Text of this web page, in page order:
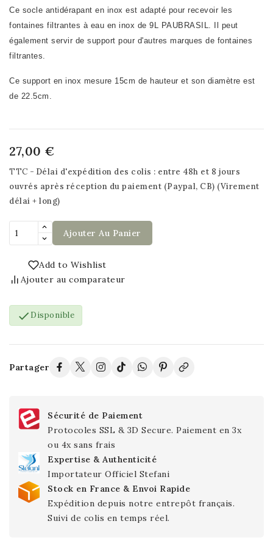
Ce socle antidérapant en inox est adapté pour recevoir les
fontaines filtrantes à eau en inox de 9L PAUBRASIL. Il peut
également servir de support pour d'autres marques de fontaines
filtrantes.
Ce support en inox mesure 15cm de hauteur et son diamètre est
de 22.5cm.
27,00 €
TTC
Délai d'expédition des colis : entre 48h et 8 jours
ouvrés après réception du paiement (Paypal, CB) (Virement
délai + long)
Ajouter Au Panier
Add to Wishlist
Ajouter au comparateur
 Disponible
Partager
Sécurité de Paiement
Protocoles SSL & 3D Secure. Paiement en 3x
ou 4x sans frais
Expertise & Authenticité
Importateur Officiel Stefani
Stock en France & Envoi Rapide
Expédition depuis notre entrepôt français.
Suivi de colis en temps réel.